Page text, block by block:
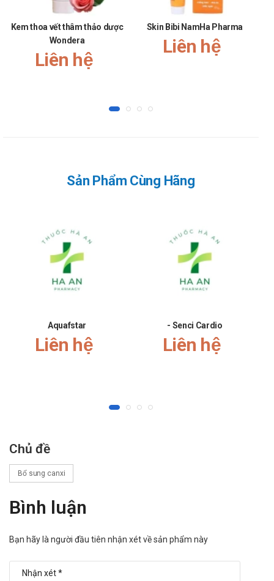
Kem thoa vết thâm thảo dược
Wondera
Liên hệ
Skin Bibi NamHa Pharma
Liên hệ
Sản Phẩm Cùng Hãng
Aquafstar
Liên hệ
- Senci Cardio
Liên hệ
Chủ đề
Bổ sung canxi
Bình luận
Bạn hãy là người đầu tiên nhận xét về sản phẩm này